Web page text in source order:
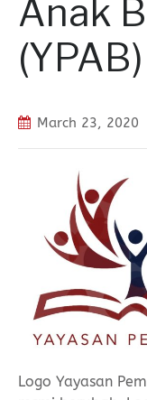
Anak
(YPAB)
March 23, 2020
Logo Yayasan